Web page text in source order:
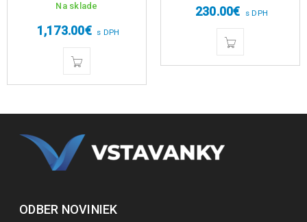
Hodnotenie
Na sklade
1,173.00€ s DPH
230.00€ s DPH
ODBER NOVINIEK